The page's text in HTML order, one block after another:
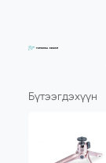
Бүтээгдэхүүн